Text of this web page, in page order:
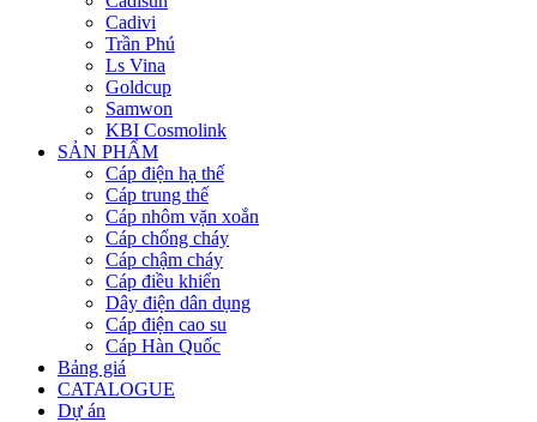
Cadivi
Trần Phú
Ls Vina
Goldcup
Samwon
KBI Cosmolink
SẢN PHẨM
Cáp điện hạ thế
Cáp trung thế
Cáp nhôm vặn xoắn
Cáp chống cháy
Cáp chậm cháy
Cáp điều khiển
Dây điện dân dụng
Cáp điện cao su
Cáp Hàn Quốc
Bảng giá
CATALOGUE
Dự án